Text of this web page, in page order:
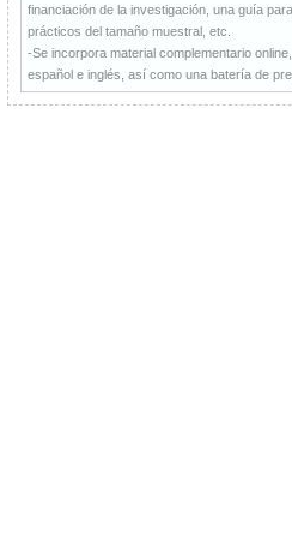
financiación de la investigación, una guía
prácticos del tamaño muestral, etc.
-Se incorpora material complementario
español e inglés, así como una batería de